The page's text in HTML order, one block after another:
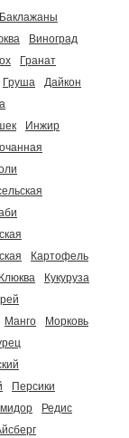
Баклажаны
Виноград
Гранат
Груша
Дайкон
Инжир
Картофель
Клюква
Кукуруза
Манго
Морковь
Персики
Редис